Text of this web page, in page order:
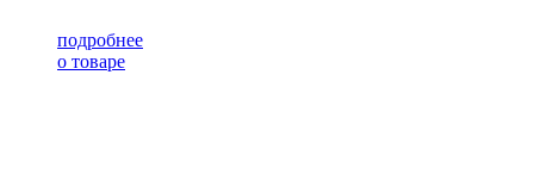
подробнее
о товаре